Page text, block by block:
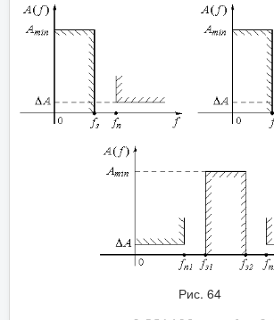
Рис. 64